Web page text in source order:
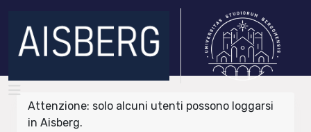
Attenzione: solo alcuni utenti possono loggarsi
in Aisberg.